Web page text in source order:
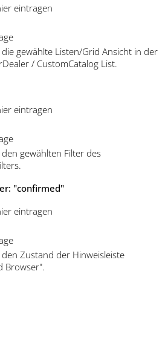
eintragen
gewählte Listen/Grid Ansicht in der
/ CustomCatalog List.
eintragen
gewählten Filter des
"confirmed"
eintragen
Zustand der Hinweisleiste
Browser".